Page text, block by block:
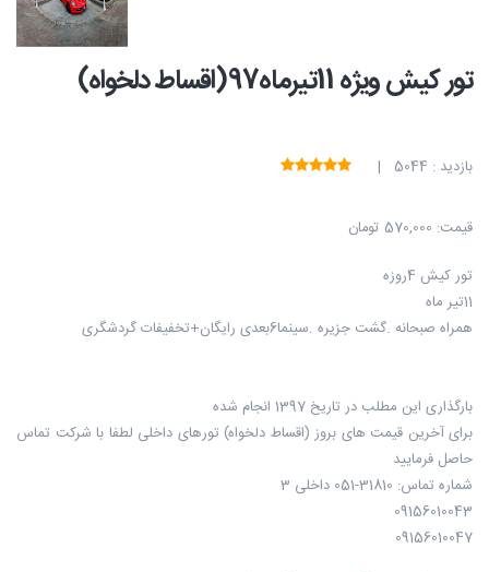
تور کیش ویژه 11تیرماه97(اقساط دلخواه)
بازدید : 5044 |
قیمت: 570,000 تومان
تور کیش 4روزه
11تیر ماه
همراه صبحانه .گشت جزیره .سینما6بعدی رایگان+تخفیفات گردشگری
بارگذاری این مطلب در تاریخ 1397 انجام شده
برای آخرین قیمت های بروز (اقساط دلخواه) تورهای داخلی لطفا با شرکت تماس
حاصل فرمایید
شماره تماس: 31810-051 داخلی 3
09156010043
09156010047